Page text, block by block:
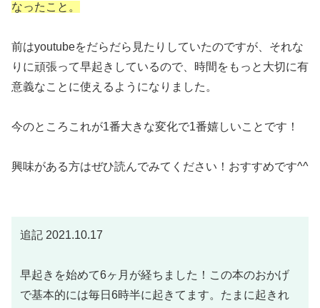
なったこと。
前はyoutubeをだらだら見たりしていたのですが、それな
りに頑張って早起きしているので、時間をもっと大切に有
意義なことに使えるようになりました。
今のところこれが1番大きな変化で1番嬉しいことです！
興味がある方はぜひ読んでみてください！おすすめです^^
追記 2021.10.17
早起きを始めて6ヶ月が経ちました！この本のおかげ
で基本的には毎日6時半に起きてます。たまに起きれ